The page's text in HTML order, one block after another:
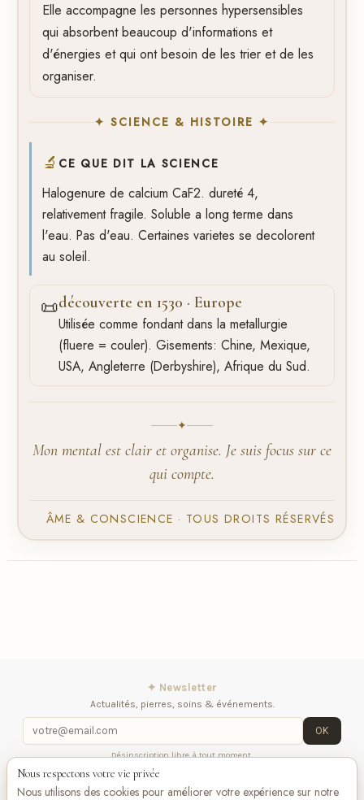
Elle accompagne les personnes hypersensibles
qui absorbent beaucoup d'informations et
d'énergies et qui ont besoin de les trier et de les
organiser.
✦ SCIENCE & HISTOIRE ✦
🔬 CE QUE DIT LA SCIENCE
Halogenure de calcium CaF2. dureté 4,
relativement fragile. Soluble a long terme dans
l'eau. Pas d'eau. Certaines varietes se decolorent
au soleil.
📜découverte en 1530 · Europe
Utilisée comme fondant dans la metallurgie
(fluere = couler). Gisements: Chine, Mexique,
USA, Angleterre (Derbyshire), Afrique du Sud.
✦
Mon mental est clair et organise. Je suis focus sur ce
qui compte.
ÂME & CONSCIENCE · TOUS DROITS RÉSERVÉS
✦ Newsletter
Actualités, pierres, soins & événements.
OK
Désinscription libre à tout moment.
iqitlinksmanager module
nous
Nous respectons votre vie privée
Nous utilisons des cookies pour améliorer votre expérience sur notre